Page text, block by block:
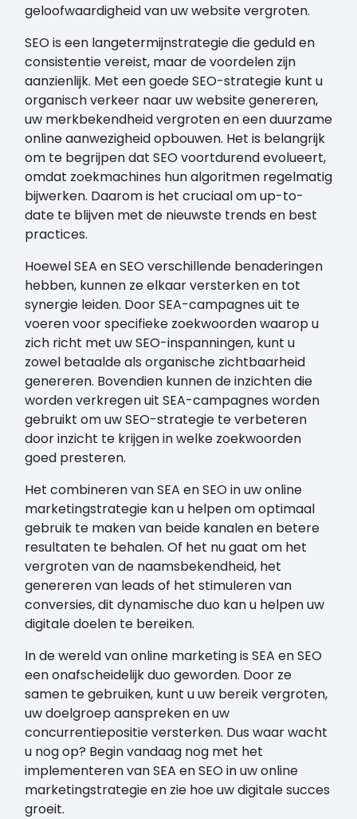
geloofwaardigheid van uw website vergroten.
SEO is een langetermijnstrategie die geduld en
consistentie vereist, maar de voordelen zijn
aanzienlijk. Met een goede SEO-strategie kunt u
organisch verkeer naar uw website genereren,
uw merkbekendheid vergroten en een duurzame
online aanwezigheid opbouwen. Het is belangrijk
om te begrijpen dat SEO voortdurend evolueert,
omdat zoekmachines hun algoritmen regelmatig
bijwerken. Daarom is het cruciaal om up-to-
date te blijven met de nieuwste trends en best
practices.
Hoewel SEA en SEO verschillende benaderingen
hebben, kunnen ze elkaar versterken en tot
synergie leiden. Door SEA-campagnes uit te
voeren voor specifieke zoekwoorden waarop u
zich richt met uw SEO-inspanningen, kunt u
zowel betaalde als organische zichtbaarheid
genereren. Bovendien kunnen de inzichten die
worden verkregen uit SEA-campagnes worden
gebruikt om uw SEO-strategie te verbeteren
door inzicht te krijgen in welke zoekwoorden
goed presteren.
Het combineren van SEA en SEO in uw online
marketingstrategie kan u helpen om optimaal
gebruik te maken van beide kanalen en betere
resultaten te behalen. Of het nu gaat om het
vergroten van de naamsbekendheid, het
genereren van leads of het stimuleren van
conversies, dit dynamische duo kan u helpen uw
digitale doelen te bereiken.
In de wereld van online marketing is SEA en SEO
een onafscheidelijk duo geworden. Door ze
samen te gebruiken, kunt u uw bereik vergroten,
uw doelgroep aanspreken en uw
concurrentiepositie versterken. Dus waar wacht
u nog op? Begin vandaag nog met het
implementeren van SEA en SEO in uw online
marketingstrategie en zie hoe uw digitale succes
groeit.